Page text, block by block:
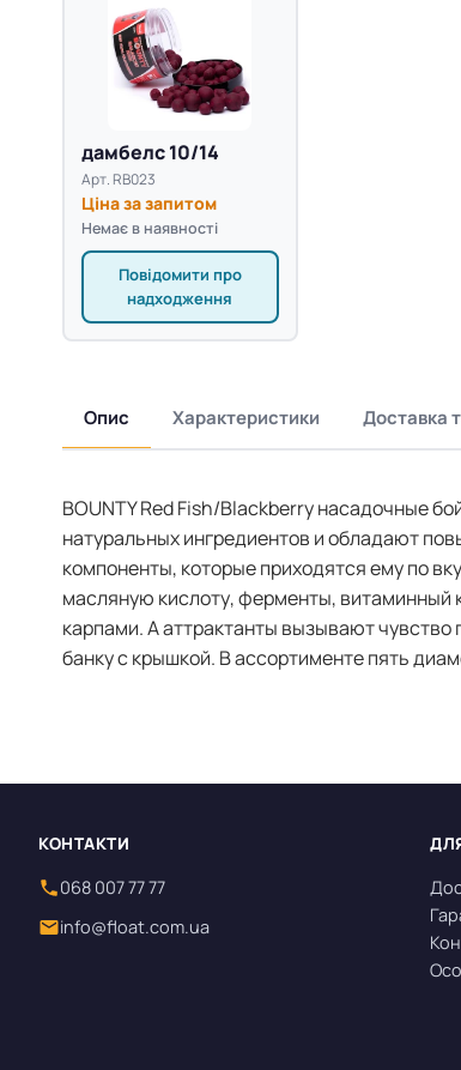
дамбелс 10/14
Арт. RB023
Ціна за запитом
Немає в наявності
Повідомити про
надходження
Опис Характеристики Доставка
BOUNTY Red Fish/Blackberry насадочные
натуральных ингредиентов и обладают
компоненты, которые приходятся ему по
масляную кислоту, ферменты, витаминный
карпами. А аттрактанты вызывают
банку с крышкой. В ассортименте пять
КОНТАКТИ
068 007 77 77
info@float.com.ua